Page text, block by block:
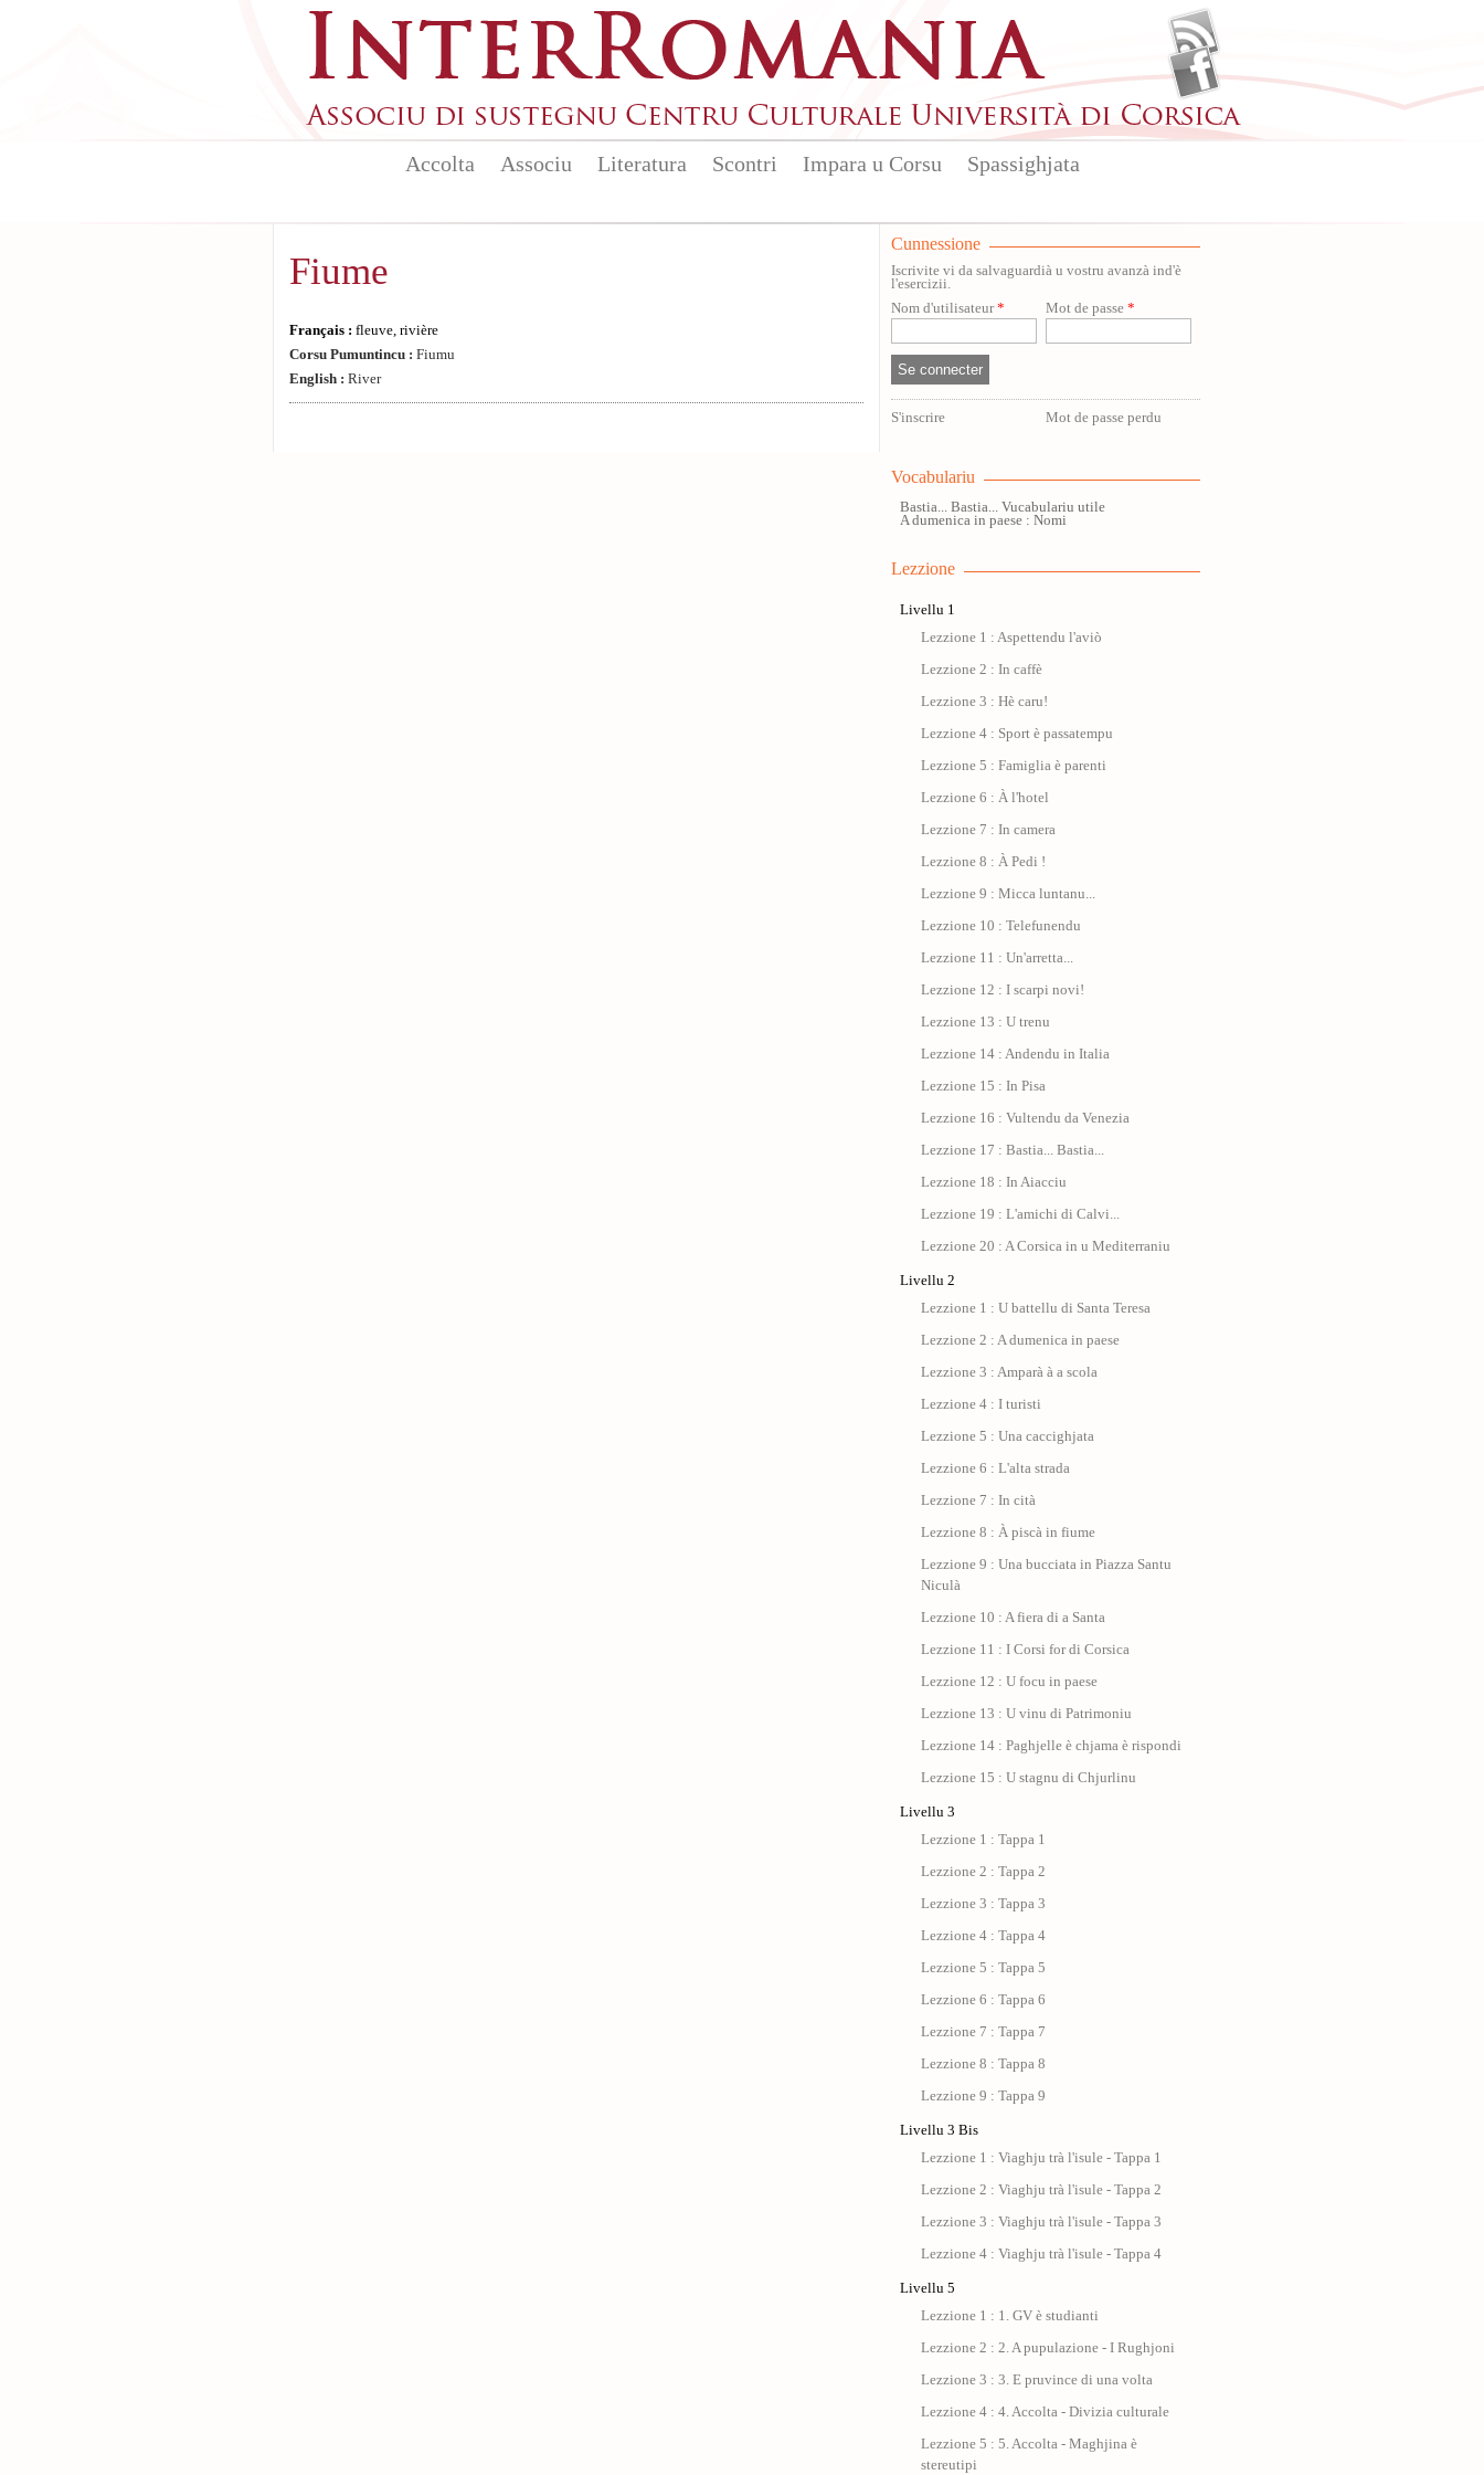
Accolta Associu Literatura Scontri Impara u Corsu Spassighjata
Fiume
Français : fleuve, rivière
Corsu Pumuntincu : Fiumu
English : River
Cunnessione
Iscrivite vi da salvaguardià u vostru avanzà ind'è
l'esercizii.
Nom d'utilisateur* Mot de passe *
S'inscrire Mot de passe perdu
Vocabulariu
Bastia... Bastia... Vucabulariu utile
A dumenica in paese : Nomi
Lezzione
Livellu 1
Lezzione 1 : Aspettendu l'aviò
Lezzione 2 : In caffè
Lezzione 3 : Hè caru!
Lezzione 4 : Sport è passatempu
Lezzione 5 : Famiglia è parenti
Lezzione 6 : À l'hotel
Lezzione 7 : In camera
Lezzione 8 : À Pedi !
Lezzione 9 : Micca luntanu...
Lezzione 10 : Telefunendu
Lezzione 11 : Un'arretta...
Lezzione 12 : I scarpi novi!
Lezzione 13 : U trenu
Lezzione 14 : Andendu in Italia
Lezzione 15 : In Pisa
Lezzione 16 : Vultendu da Venezia
Lezzione 17 : Bastia... Bastia...
Lezzione 18 : In Aiacciu
Lezzione 19 : L'amichi di Calvi...
Lezzione 20 : A Corsica in u Mediterraniu
Livellu 2
Lezzione 1 : U battellu di Santa Teresa
Lezzione 2 : A dumenica in paese
Lezzione 3 : Amparà à a scola
Lezzione 4 : I turisti
Lezzione 5 : Una caccighjata
Lezzione 6 : L'alta strada
Lezzione 7 : In cità
Lezzione 8 : À piscà in fiume
Lezzione 9 : Una bucciata in Piazza Santu
Niculà
Lezzione 10 : A fiera di a Santa
Lezzione 11 : I Corsi for di Corsica
Lezzione 12 : U focu in paese
Lezzione 13 : U vinu di Patrimoniu
Lezzione 14 : Paghjelle è chjama è rispondi
Lezzione 15 : U stagnu di Chjurlinu
Livellu 3
Lezzione 1 : Tappa 1
Lezzione 2 : Tappa 2
Lezzione 3 : Tappa 3
Lezzione 4 : Tappa 4
Lezzione 5 : Tappa 5
Lezzione 6 : Tappa 6
Lezzione 7 : Tappa 7
Lezzione 8 : Tappa 8
Lezzione 9 : Tappa 9
Livellu 3 Bis
Lezzione 1 : Viaghju trà l'isule - Tappa 1
Lezzione 2 : Viaghju trà l'isule - Tappa 2
Lezzione 3 : Viaghju trà l'isule - Tappa 3
Lezzione 4 : Viaghju trà l'isule - Tappa 4
Livellu 5
Lezzione 1 : 1. GV è studianti
Lezzione 2 : 2. A pupulazione - I Rughjoni
Lezzione 3 : 3. E pruvince di una volta
Lezzione 4 : 4. Accolta - Divizia culturale
Lezzione 5 : 5. Accolta - Maghjina è
stereutipi